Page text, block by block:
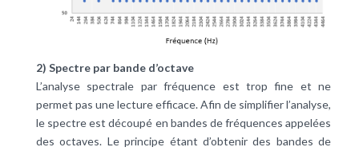
2) Spectre par bande d’octave
L’analyse spectrale par fréquence est trop fine et ne
permet pas une lecture efficace. Afin de simplifier l’analyse,
le spectre est découpé en bandes de fréquences appelées
des octaves. Le principe étant d’obtenir des bandes de